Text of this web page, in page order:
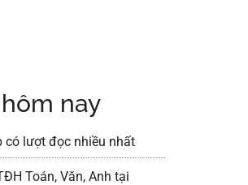
nay
có lượt đọc nhiều nhất
Toán, Văn, Anh tại